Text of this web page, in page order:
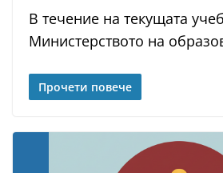
В течение на текущата
Министерството на
Прочети повече